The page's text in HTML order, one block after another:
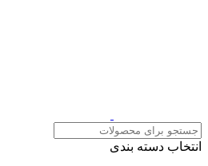
انتخاب دسته بندی